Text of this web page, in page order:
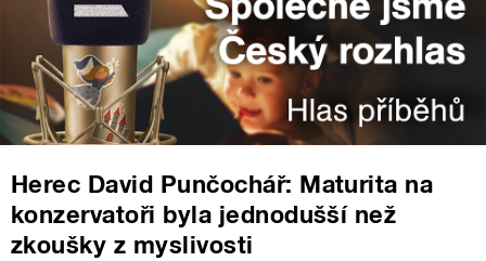
Herec David Punčochář: Maturita na
konzervatoři byla jednodušší než
zkoušky z myslivosti